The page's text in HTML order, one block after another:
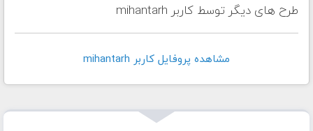
طرح های دیگر توسط کاربر mihantarh
مشاهده پروفايل کاربر mihantarh